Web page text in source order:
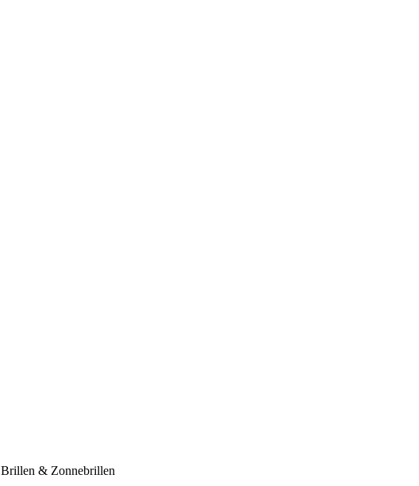
Brillen & Zonnebrillen